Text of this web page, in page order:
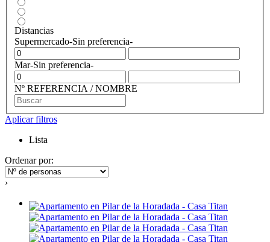
Distancias
Supermercado-Sin preferencia-
Mar-Sin preferencia-
Nº REFERENCIA / NOMBRE
Aplicar filtros
Lista
Ordenar por:
›